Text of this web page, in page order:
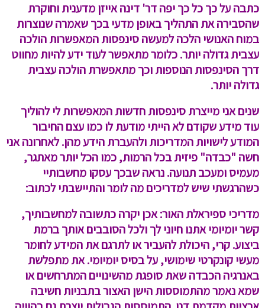
כתבה על כך כל כך יפה דר' דינה אייזן מדענית וחוקרת
שהסבירה את התהליך באופן מדעי בכך שאמרה שנוצרות
במוח האנושי הלכה למעשה סינפסות המאפשרות הולכה
עצבית גדולה יותר. כלומר מתאפשר לעוד ידע להיות מחווט
דרך הסינפסות הנוספות וכך מתאפשרת הולכה עצבית
גדולה יותר.
שנים אני מייצרת סינפסות חדשות המאפשרות לי להוליך
עוד מידע שקודם לא הייתי מודעת לו כמו עצם החיבור
המודע לישויות המדריכות ולהעברת הידע מהן. לאחרונה אני
חשה "כבדה" פיזית בכל הרמות, כמו הכל יותר מאתגר,
מעמיס ומעכב תנועה. נראה שבכך עסקו מחשבותיי
כשהרגשתי שיש למדריכים מה לומר והתיישבתי לכתוב:
מדריכי ספיראלת האור: אכן יקרה כתשובה למחשבותיך,
קשר יומיומי אתנו חיוני לך ולכל הסובבים אותך ברמת
ביצוע. קרי, היכולת להעביר או לתרגם את המידע לחומר
מעשי קונקרטי שימושי, על בסיס יומיומי. את מתפלשת
באנרגיה הכבדה שאת סופגת מהשינויים המתרחשים או
שמא נאמר מהתמוססות הישן האצור בתבניות חשיבה